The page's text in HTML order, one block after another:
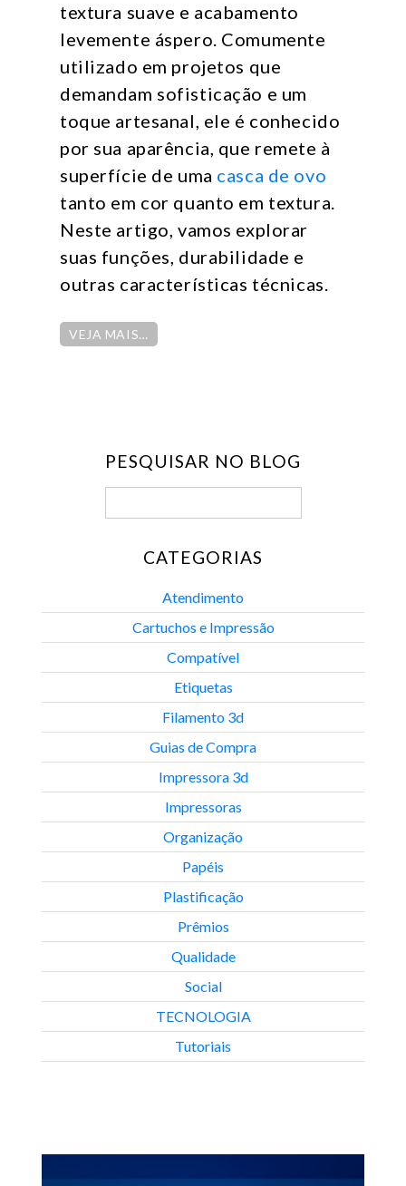
textura suave e acabamento
levemente áspero. Comumente
utilizado em projetos que
demandam sofisticação e um
toque artesanal, ele é conhecido
por sua aparência, que remete à
superfície de uma casca de ovo
tanto em cor quanto em textura.
Neste artigo, vamos explorar
suas funções, durabilidade e
outras características técnicas.
VEJA MAIS…
PESQUISAR NO BLOG
CATEGORIAS
Atendimento
Cartuchos e Impressão
Compatível
Etiquetas
Filamento 3d
Guias de Compra
Impressora 3d
Impressoras
Organização
Papéis
Plastificação
Prêmios
Qualidade
Social
TECNOLOGIA
Tutoriais